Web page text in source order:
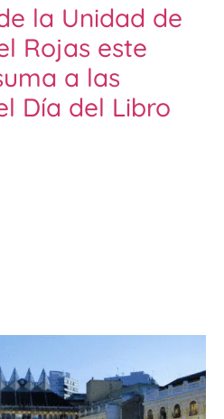
la Unidad de
Rojas este
a las
Día del Libro